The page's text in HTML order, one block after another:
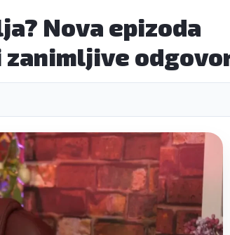
Nova epizoda
zanimljive